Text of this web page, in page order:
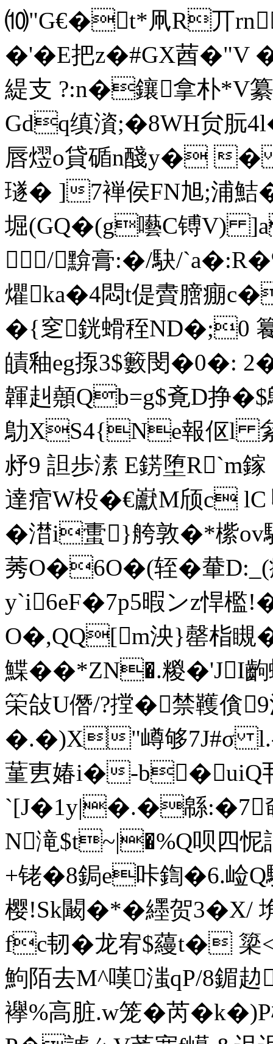
⑽"G€�t*凧R丌
�'�E把z�#GX莤�"V
緹支 ?:n�鑲拿朴*V
Gdq缜澬;�8WH贠朊
唇熤o貸碷n醆y�
璲� ]7褝侯FN旭;浦鮚
堀(GQ�(g囈C镈V)
/黭膏:�/駃/
爠ka�4悶t偍賮膪痭
�{窆銧螖秷ND�;0 籑
皟釉eg揼3$籔閔�0�:
韗赳顤Qb=g$斍D挣�$
鳨XS4{Ne報伛l
沀9 詚歩溸 E錺堕
達痯W杸�€巚M颀c
�澘i蟗}舿敦�*橴
莠O�6O�(轾�輂
y`i6eF�7p5暇ンz悍檻
O�,QQ[m泱}罄栺瞡
鰈��*ZN�.糉�'JI
筞敆U僭/?摚�禁韄僋
�.�)X"嶟够7J#σ
蓳叀媋i�-b�uiQ丮
`[J�1y|�.�緜:�7奛
N滝$t~|�%Q呗四
+铑�8鋦e咔鍧�6.崄Q
樱!Sk闞�*�纆贺3�
fc韧�龙宥$蘰t� 簗
鮈陌去M^嘆滍qP/8鎇赲
襷%高脏.w笼�芮�